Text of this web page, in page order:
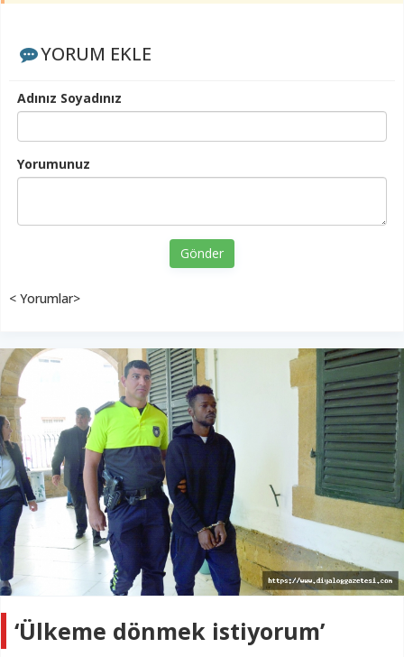
YORUM EKLE
Adınız Soyadınız
Yorumunuz
Gönder
< Yorumlar>
‘Ülkeme dönmek istiyorum’